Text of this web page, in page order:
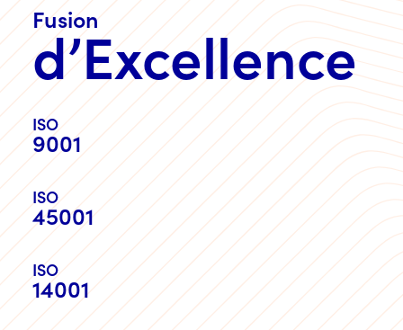
Fusion
d’Excellence
ISO
9001
ISO
45001
ISO
14001